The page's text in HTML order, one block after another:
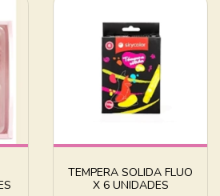
TEMPERA SOLIDA FLUO
X 6 UNIDADES